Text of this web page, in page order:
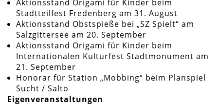
Aktionsstand Origami für Kinder beim
Stadtteilfest Fredenberg am 31. August
Aktionsstand Obstspieße bei „SZ Spielt“ am
Salzgittersee am 20. September
Aktionsstand Origami für Kinder beim
Internationalen Kulturfest Stadtmonument am
21. September
Honorar für Station „Mobbing“ beim Planspiel
Sucht / Salto
Eigenveranstaltungen